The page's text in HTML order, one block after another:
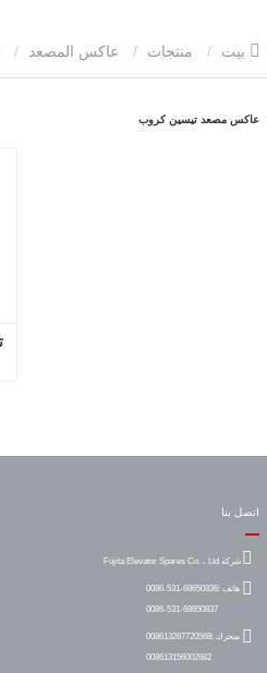
منتجات عاكس المصعد
عاكس مصعد تيسين كروب
اتصل بنا
شركة Fujita Elevator Spares Co. ، Ltd
هاتف :0086-531-68650836
0086-531-68650837
متحرك :008613287720568
008613156002682